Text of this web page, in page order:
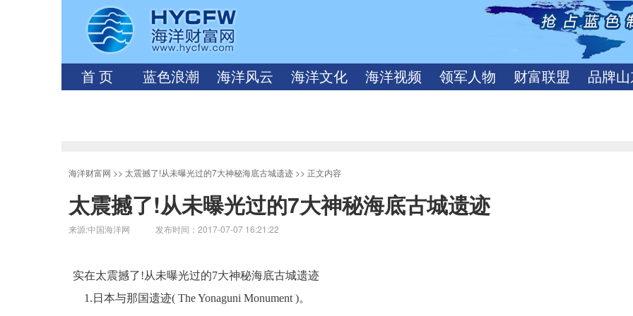
首 页 蓝色浪潮 海洋风云 海洋文化 海洋视频 领军人物 财富联盟 品牌
海洋财富网 >> 太震撼了!从未曝光过的7大神秘海底古城遗迹 >> 正文内容
太震撼了!从未曝光过的7大神秘海底古城遗迹
来源:中国海洋网 发布时间：2017-07-07 16:21:22
实在太震撼了!从未曝光过的7大神秘海底古城遗迹
1.日本与那国遗迹( The Yonaguni Monument )。